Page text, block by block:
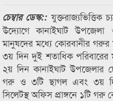
চেম্বার ডেস্ক::যুক্তরাজ্যভিত্তিক
উদ্যোগে কানাইঘাট উপজেলা
মানুষদের মধ্যে কোরবানীর
৩য় দিন দুই শতাধিক পরিবারের
২য় দিন কানাইঘাট উপজেলার
গরু ও ৩টি ছাগল এবং ৩য়
সিলেটস্থ অফিস প্রাঙ্গনে ১টি গরু